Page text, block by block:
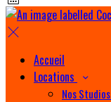
Accueil
Locations
Nos Studios